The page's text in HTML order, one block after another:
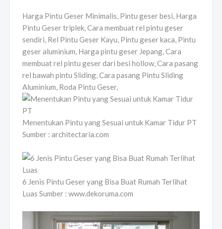
Harga Pintu Geser Minimalis, Pintu geser besi, Harga
Pintu Geser triplek, Cara membuat rel pintu geser
sendiri, Rel Pintu Geser Kayu, Pintu geser kaca, Pintu
geser aluminium, Harga pintu geser Jepang, Cara
membuat rel pintu geser dari besi hollow, Cara pasang
rel bawah pintu Sliding, Cara pasang Pintu Sliding
Aluminium, Roda Pintu Geser,
Menentukan Pintu yang Sesuai untuk Kamar Tidur PT
Sumber : architectaria.com
6 Jenis Pintu Geser yang Bisa Buat Rumah Terlihat
Luas Sumber : www.dekoruma.com